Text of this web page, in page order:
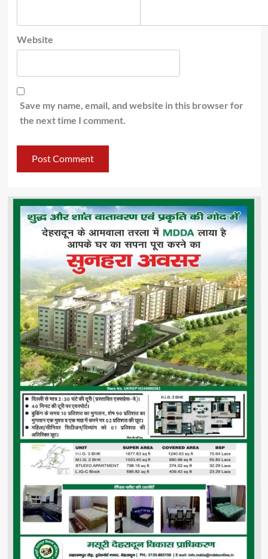
Website
Save my name, email, and website in this browser for
the next time I comment.